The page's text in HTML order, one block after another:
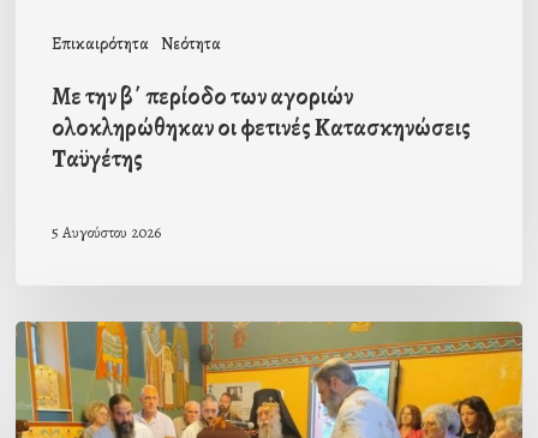
Επικαιρότητα Νεότητα
Με την β΄ περίοδο των αγοριών
ολοκληρώθηκαν οι φετινές Κατασκηνώσεις
Ταϋγέτης
5 Αυγούστου 2026
Ιερά
Παράκληση
στον